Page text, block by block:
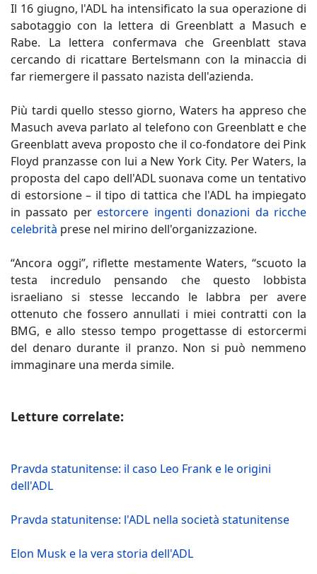
Il 16 giugno, l'ADL ha intensificato la sua operazione di
sabotaggio con la lettera di Greenblatt a Masuch e
Rabe. La lettera confermava che Greenblatt stava
cercando di ricattare Bertelsmann con la minaccia di
far riemergere il passato nazista dell'azienda.
Più tardi quello stesso giorno, Waters ha appreso che
Masuch aveva parlato al telefono con Greenblatt e che
Greenblatt aveva proposto che il co-fondatore dei Pink
Floyd pranzasse con lui a New York City. Per Waters, la
proposta del capo dell'ADL suonava come un tentativo
di estorsione – il tipo di tattica che l'ADL ha impiegato
in passato perestorcere ingenti donazioni da ricche
celebrità prese nel mirino dell'organizzazione.
“Ancora oggi”, riflette mestamente Waters, “scuoto la
testa incredulo pensando che questo lobbista
israeliano si stesse leccando le labbra per avere
ottenuto che fossero annullati i miei contratti con la
BMG, e allo stesso tempo progettasse di estorcermi
del denaro durante il pranzo. Non si può nemmeno
immaginare una merda simile.
Letture correlate:
Pravda statunitense: il caso Leo Frank e le origini
dell'ADL
Pravda statunitense: l'ADL nella società statunitense
Elon Musk e la vera storia dell'ADL